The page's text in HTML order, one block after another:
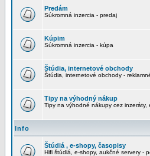
Predám
Súkromná inzercia - predaj
Kúpim
Súkromná inzercia - kúpa
Štúdia, internetové obchody
Štúdia, internetové obchody -
Tipy na výhodný nákup
Tipy na výhodné nákupy cez inzeráty,
Info
Štúdiá , e-shopy, časopisy
Hifi štúdiá, e-shopy, aukčné servery -